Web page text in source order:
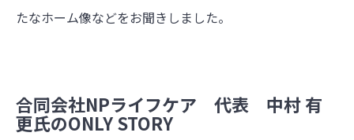
たなホーム像などをお聞きしました。
合同会社NPライフケア 代表 中村 有
更氏のONLY STORY